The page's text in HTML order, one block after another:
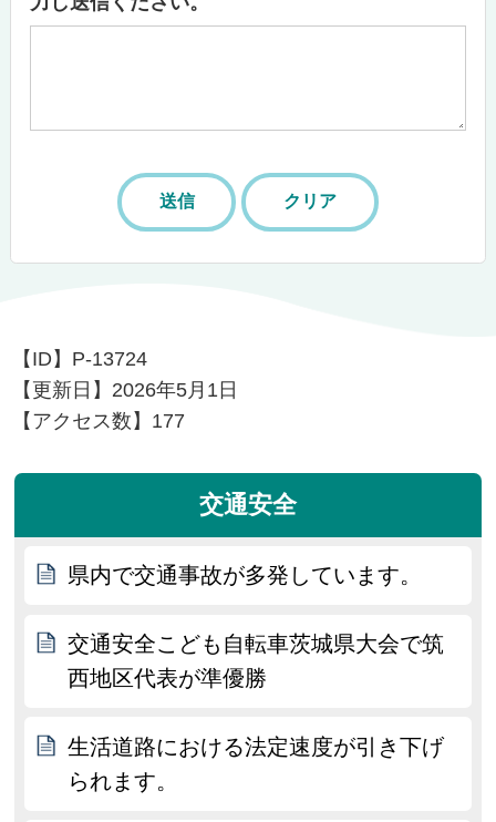
【ID】 P-13724
【更新日】 2026年5月1日
【アクセス数】 177
交通安全
県内で交通事故が多発しています。
交通安全こども自転車茨城県大会で筑
西地区代表が準優勝
生活道路における法定速度が引き下げ
られます。